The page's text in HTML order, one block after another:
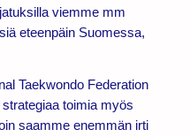
viemme mm
eteenpäin Suomessa,
Taekwondo Federation
toimia myös
saamme enemmän irti